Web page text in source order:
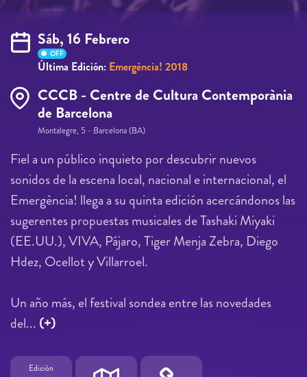
Sáb, 16 Febrero
OFF
Última Edición: Emergència! 2018
CCCB - Centre de Cultura Contemporània
de Barcelona
Montalegre, 5 - Barcelona (BA)
Fiel a un público inquieto por descubrir nuevos
sonidos de la escena local, nacional e internacional, el
Emergència! llega a su quinta edición acercándonos las
sugerentes propuestas musicales de Tashaki Miyaki
(EE.UU.), VIVA, Pájaro, Tiger Menja Zebra, Diego
Hdez, Ocellot y Villarroel.
Un año más, el festival sondea entre las novedades
del... (+)
Edición